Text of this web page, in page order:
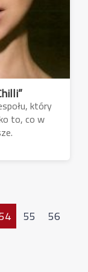
który
to, co w
55 56